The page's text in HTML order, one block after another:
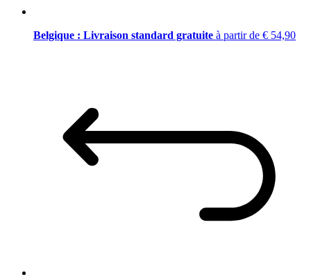
Belgique : Livraison standard gratuite à partir de € 54,90